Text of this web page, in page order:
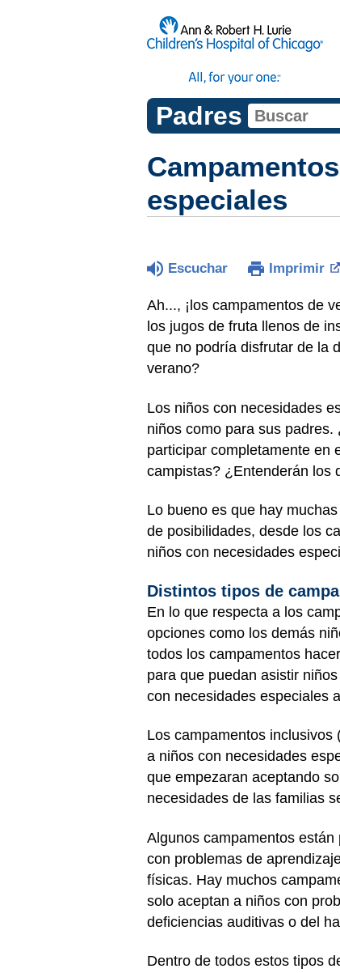
Padres
especiales
Escuchar Imprimir
Ah..., ¡los campamentos de
los jugos de fruta llenos de
que no podría disfrutar de la
verano?
Los niños con necesidades
niños como para sus
participar completamente en
campistas? ¿Entenderán los
Lo bueno es que hay
de posibilidades, desde los
niños con necesidades
Distintos tipos de
En lo que respecta a los
opciones como los demás
todos los campamentos
para que puedan asistir
con necesidades especiales
Los campamentos
a niños con necesidades
que empezaran aceptando
necesidades de las familias
Algunos campamentos
con problemas de
físicas. Hay muchos
solo aceptan a niños con
deficiencias auditivas o del
Dentro de todos estos tipos